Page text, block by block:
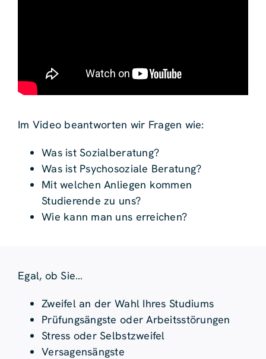
Im Video beantworten wir Fragen wie:
Was ist Sozialberatung?
Was ist Psychosoziale Beratung?
Mit welchen Anliegen kommen
Studierende zu uns?
Wie kann man uns erreichen?
Egal, ob Sie…
Zweifel an der Wahl Ihres Studiums
Prüfungsängste oder Arbeitsstörungen
Stress oder Selbstzweifel
Versagensängste